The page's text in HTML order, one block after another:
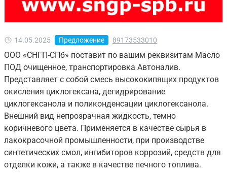
14.05.2025 Предложение 89173533010
ООО «СНГП-СПб» поставит по вашим реквизитам Масло
ПОД очищенное, транспортировка Автоналив.
Представляет с собой смесь высококипящих продуктов
окисления циклогексана, дегидрирование
циклогексанола и поликонденсации циклогексанола.
Внешний вид непрозрачная жидкость, темно
коричневого цвета. Применяется в качестве сырья в
лакокрасочной промышленности, при производстве
синтетических смол, ингибиторов коррозий, средств для
отделки кожи, а также в качестве печного топлива.